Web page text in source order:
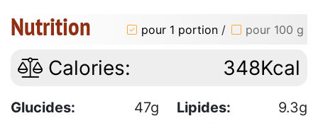
Nutrition pour 1 portion / pour 100 g
Calories: 348Kcal
Glucides: 47g Lipides:
9.3g